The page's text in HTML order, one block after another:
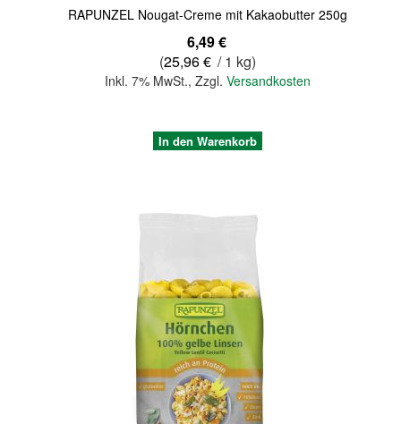
RAPUNZEL Nougat-Creme mit Kakaobutter 250g
6,49 €
(25,96 € / 1 kg)
Inkl. 7% MwSt.,Zzgl.Versandkosten
In den Warenkorb